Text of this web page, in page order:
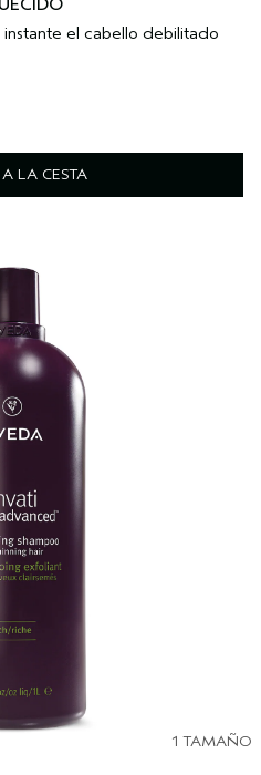
el cabello debilitado
LA CESTA
1 TAMAÑO